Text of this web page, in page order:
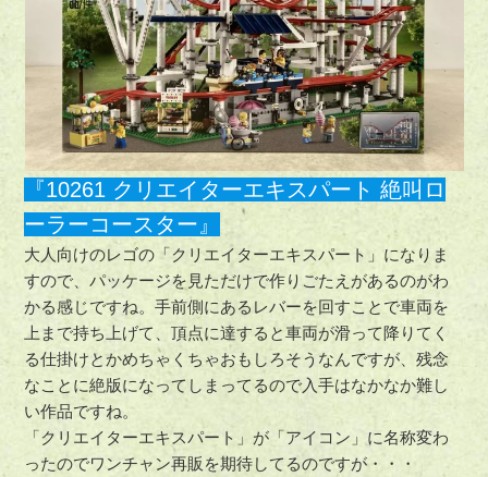
『10261 クリエイターエキスパート 絶叫ロ
ーラーコースター』
大人向けのレゴの「クリエイターエキスパート」になりま
すので、パッケージを見ただけで作りごたえがあるのがわ
かる感じですね。手前側にあるレバーを回すことで車両を
上まで持ち上げて、頂点に達すると車両が滑って降りてく
る仕掛けとかめちゃくちゃおもしろそうなんですが、残念
なことに絶版になってしまってるので入手はなかなか難し
い作品ですね。
「クリエイターエキスパート」が「アイコン」に名称変わ
ったのでワンチャン再販を期待してるのですが・・・